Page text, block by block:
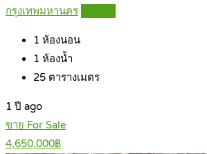
กรุงเทพมหานคร
1 ห้องนอน
1 ห้องน้ำ
25 ตารางเมตร
1 ปี ago
ขาย For Sale
4,650,000฿